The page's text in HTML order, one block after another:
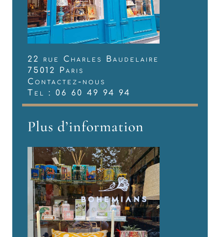
22 rue Charles Baudelaire
75012 Paris
Contactez-nous
Tel : 06 60 49 94 94
Plus d’information